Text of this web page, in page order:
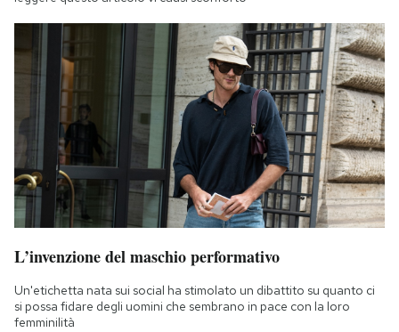
L’invenzione del maschio performativo
Un'etichetta nata sui social ha stimolato un dibattito su quanto ci
si possa fidare degli uomini che sembrano in pace con la loro
femminilità